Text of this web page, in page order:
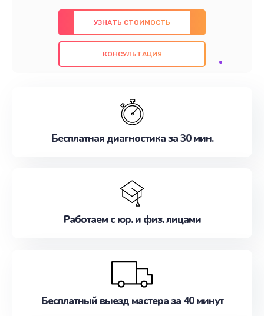
предлагаем быстрый и качественный ремонт с
использованием оригинальных компонентов, а
также гарантируем качество всех
проведенных работ. Наша цель - предоставить
наилучшим образом. Не медлите записаться на
УЗНАТЬ СТОИМОСТЬ
КОНСУЛЬТАЦИЯ
Бесплатная диагностика за 30 мин.
Работаем с юр. и физ. лицами
Бесплатный выезд мастера за 40 минут